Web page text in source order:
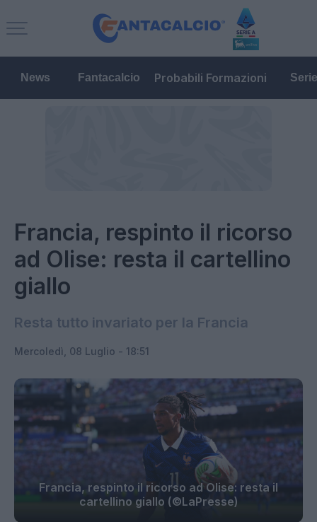
News Fantacalcio Probabili Formazioni
Francia, respinto il ricorso
ad Olise: resta il cartellino
giallo
Resta tutto invariato per la Francia
Mercoledì, 08 Luglio - 18:51
Francia, respinto il ricorso ad Olise: resta il
cartellino giallo (©LaPresse)